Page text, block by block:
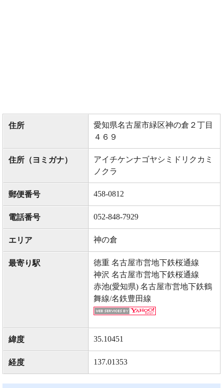
住所
愛知県名古屋市緑区神の倉２丁目
４６９
住所（ヨミガナ）
アイチケンナゴヤシミドリクカミ
ノクラ
郵便番号 458-0812
電話番号 052-848-7929
エリア 神の倉
最寄り駅
徳重 名古屋市営地下鉄桜通線
神沢 名古屋市営地下鉄桜通線
赤池(愛知県) 名古屋市営地下鉄鶴
舞線/名鉄豊田線
緯度 35.10451
経度 137.01353